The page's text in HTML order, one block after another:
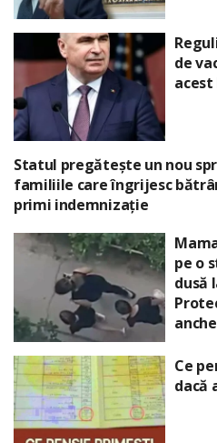
de
Statul pregătește un nou
familiile care îngrijesc
primi indemnizație
pe o
dusă
Ce
dacă